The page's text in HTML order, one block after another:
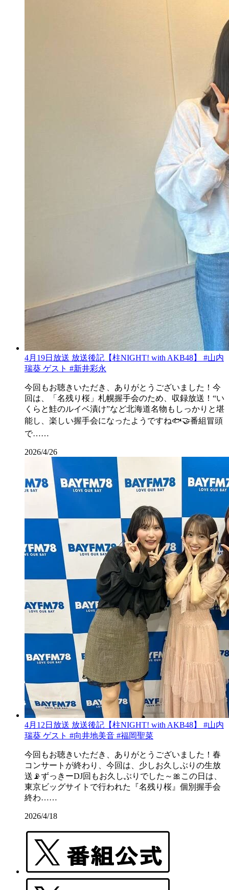
4月19日放送 放送後記【柱NIGHT! with AKB48】 #山内
瑞葵 ゲスト #新井彩永
今回もお聴きいただき、ありがとうございました！今
回は、「名残り桜」札幌握手会のため、収録放送！“い
くらと鮭のルイベ漬け”など北海道名物もしっかりと堪
能し、楽しい握手会になったようですね🐟🤝番組冒頭
で……
2026/4/26
4月12日放送 放送後記【柱NIGHT! with AKB48】 #山内
瑞葵 ゲスト #向井地美音 #福岡聖菜
今回もお聴きいただき、ありがとうございました！春
コンサートが終わり、今回は、少しお久しぶりの生放
送📡ずっきーDJ回もお久しぶりでした～🎀この日は、
東京ビッグサイトで行われた『名残り桜』個別握手会
終わ……
2026/4/18